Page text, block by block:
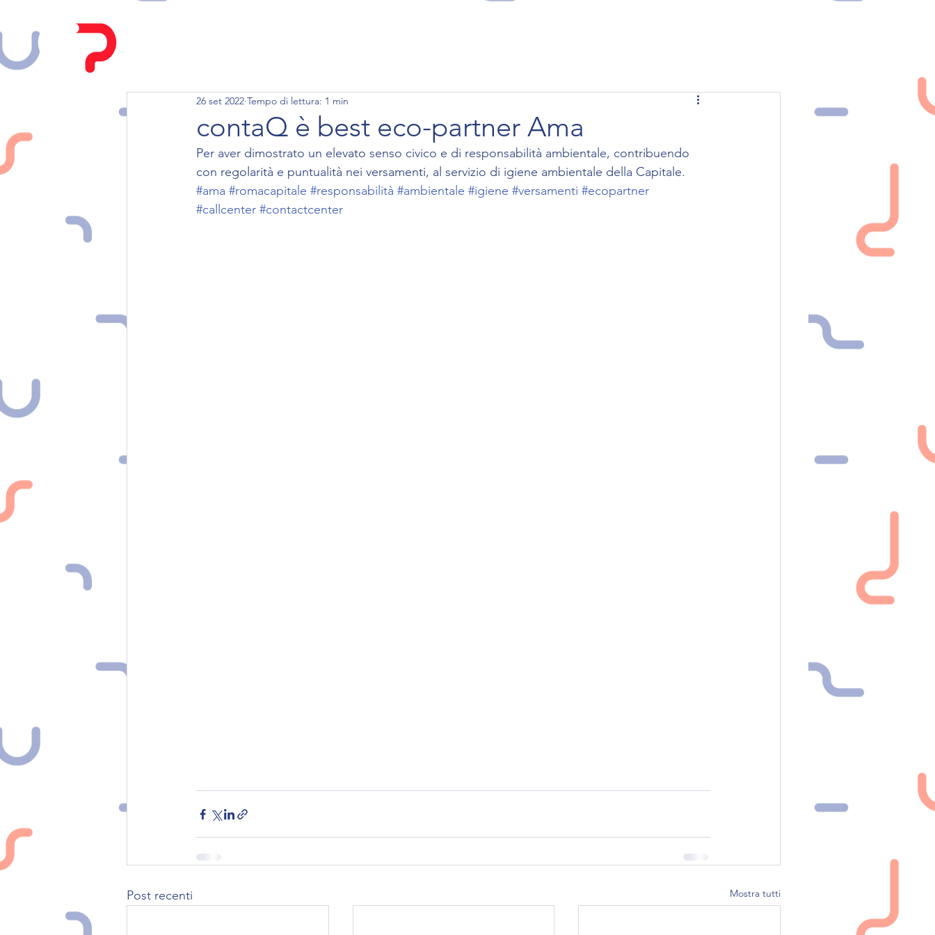
contaQ è best eco-partner Ama
26 set 2022 Tempo di lettura: 1 min
Per aver dimostrato un elevato senso civico e di responsabilità ambientale, contribuendo
con regolarità e puntualità nei versamenti, al servizio di igiene ambientale della Capitale.
#ama #romacapitale #responsabilità #ambientale #igiene #versamenti #ecopartner
#callcenter #contactcenter
Post recenti Mostra tutti